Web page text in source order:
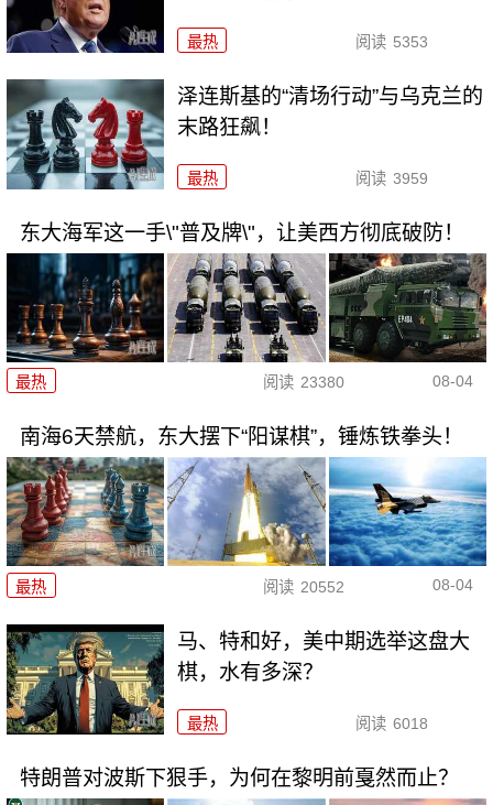
最热 阅读 5353
泽连斯基的“清场行动”与乌克兰的
末路狂飙！
最热 阅读 3959
东大海军这一手\"普及牌\"，让美西方彻底破防！
最热 阅读 23380 08-04
南海6天禁航，东大摆下“阳谋棋”，锤炼铁拳头！
最热 阅读 20552 08-04
马、特和好，美中期选举这盘大
棋，水有多深？
最热 阅读 6018
特朗普对波斯下狠手，为何在黎明前戛然而止？